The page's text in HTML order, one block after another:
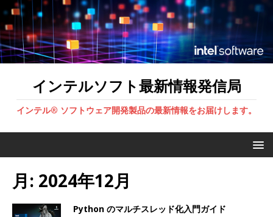
インテルソフト最新情報発信局
インテル® ソフトウェア開発製品の最新情報をお届けします。
月: 2024年12月
Python のマルチスレッド化入門ガイド